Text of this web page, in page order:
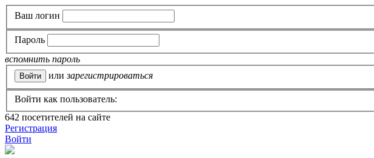
Ваш логин
Пароль
вспомнить пароль
или зарегистрироваться
Войти как пользователь:
642 посетителей на сайте
Регистрация
Войти